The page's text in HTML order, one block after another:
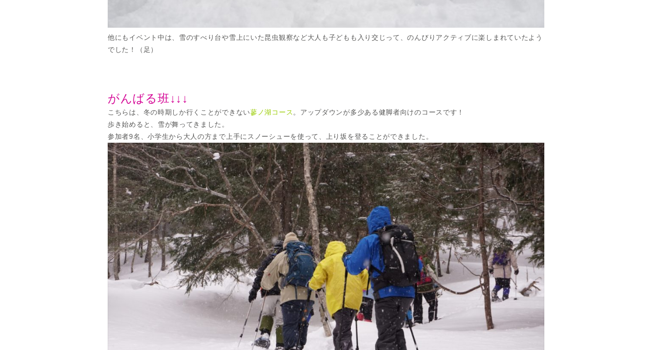
他にもイベント中は、雪のすべり台や雪上にいた昆虫観察など大人も子どもも入り交じって、のんびりアクティブに楽しまれていたよう
でした！（足）
がんばる班↓↓↓
こちらは、冬の時期しか行くことができない蓼ノ湖コース 。アップダウンが多少ある健脚者向けのコースです！
歩き始めると、雪が舞ってきました。
参加者9名、小学生から大人の方まで上手にスノーシューを使って、上り坂を登ることができました。